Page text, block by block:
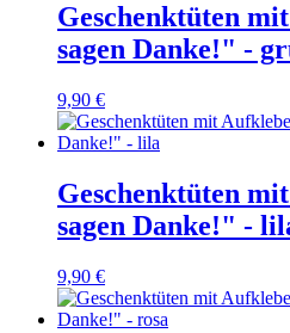
Geschenktüten
sagen Danke!" -
9,90 €
Geschenktüten
sagen Danke!" -
9,90 €